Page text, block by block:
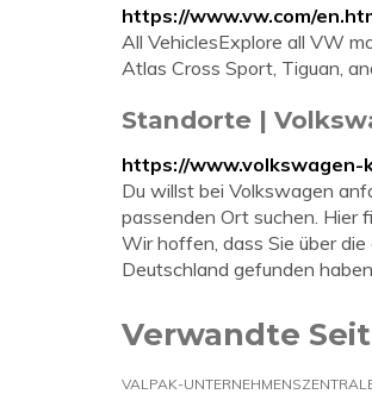
https://www.vw.com/
All VehiclesExplore all VW
Atlas Cross Sport, Tiguan,
Standorte |
https://
Du willst bei Volkswagen
passenden Ort suchen. Hier
Wir hoffen, dass Sie über
Deutschland gefunden
Verwandte
VALPAK-